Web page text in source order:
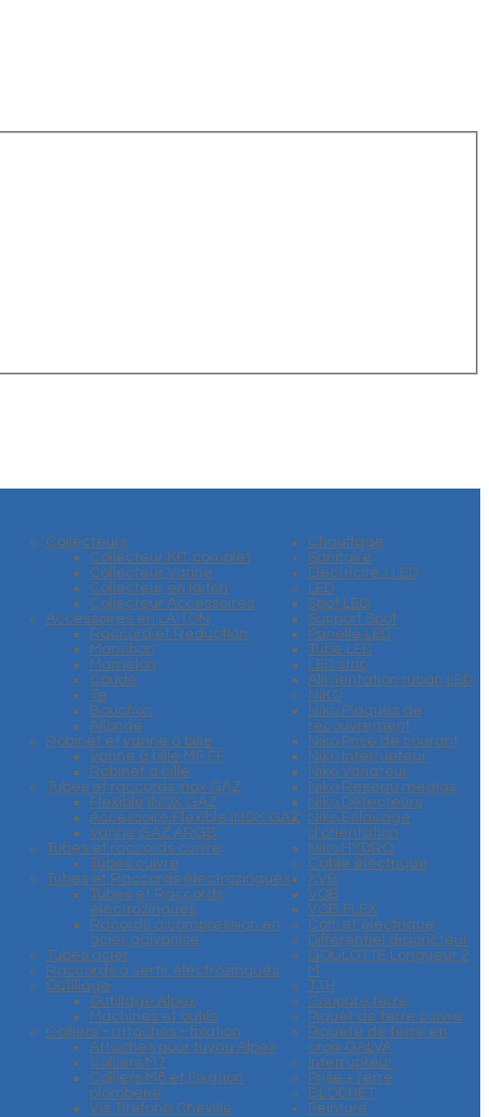
Collecteurs
Collecteur KIT complet
Collecteur Vanne
Collecteur en laiton
Collecteur Accessoires
Accessoires en LAITON
Raccord et Reduction
Manchon
Mamelon
Coude
Te
Bouchon
Allonge
Robinet et vanne à bille
Vanne à bille MF FF
Robinet à bille
Tubes et raccords inox GAZ
Flexible INOX GAZ
Accessoire Flexible INOX GAZ
Vanne GAZ ARGB
Tubes et raccords cuivre
Tubes cuivre
Tubes et Raccords électrozingués
Tubes et Raccords
électrozingués
Racords à compression en
acier galvanisé
Tubes acier
Raccords à sertir électrozingués
Outillage
Outillage Alpex
Machines et outils
Colliers - attaches - fixation
Attaches pour tuyau Alpex
Colliers M7
Colliers M8 et Fixation
plomberie
Vis Tirefond Cheville
Chauffage
Sanitaire
Electricité / LED
LED
Spot LED
Support Spot
Panelle LED
Tube LED
LED strip
Alimentation ruban LED
NIKO
Niko Plaques de
recouvrement
Niko Prise de courant
Niko Interrupteur
Niko Variateur
Niko Réseau médias
Niko Détecteurs
Niko Eclairage
d'orientation
Niko HYDRO
Cable éléctrique
XVB
VOB
VOB FLEX
Coffret éléctrique
Différentiel disjoncteur
GOULOTTE Longueur 2
M
TTH
Coupure terre
Piquet de terre cuivre
Piquete de terre en
croix GALVA
Interrupteur
Prise + terre
BLOCHET
Peinture